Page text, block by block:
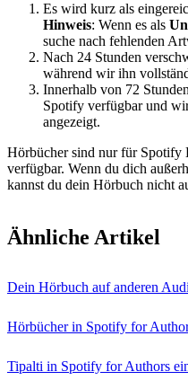
Es wird kurz als
Hinweis: Wenn es als
suche nach fehlenden
Nach 24 Stunden
während wir ihn
Innerhalb von 72
Spotify verfügbar und
angezeigt.
Hörbücher sind nur für Spotify
verfügbar. Wenn du dich
kannst du dein Hörbuch nicht
Ähnliche Artikel
Dein Hörbuch auf anderen
Hörbücher in Spotify for
Tipalti in Spotify for Authors